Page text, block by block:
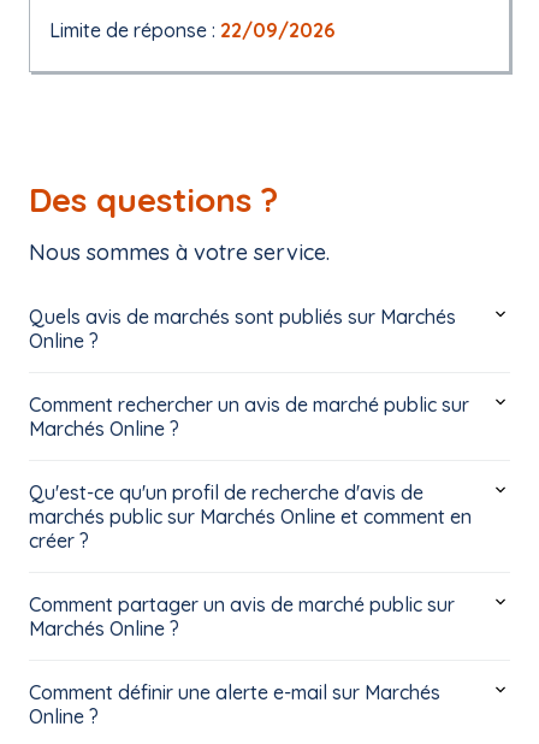
Limite de réponse : 22/09/2026
Des questions ?
Nous sommes à votre service.
Quels avis de marchés sont publiés sur Marchés
Online ?
Comment rechercher un avis de marché public sur
Marchés Online ?
Qu'est-ce qu'un profil de recherche d'avis de
marchés public sur Marchés Online et comment en
créer ?
Comment partager un avis de marché public sur
Marchés Online ?
Comment définir une alerte e-mail sur Marchés
Online ?